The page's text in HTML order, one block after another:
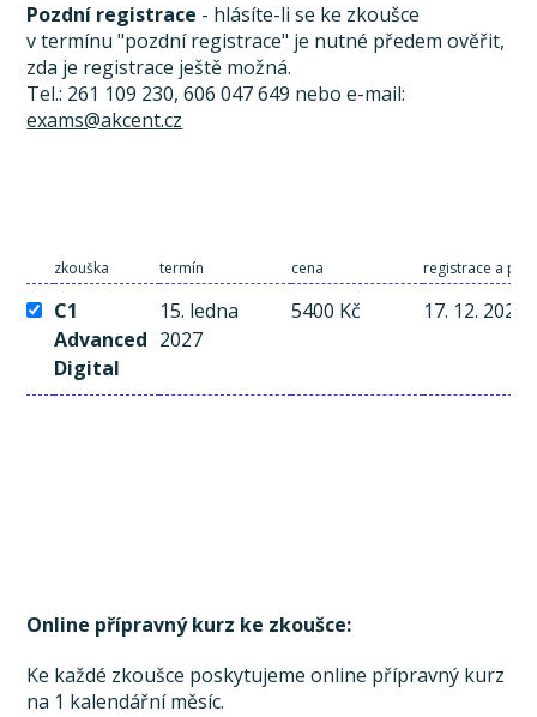
Pozdní registrace - hlásíte-li se ke zkoušce
v termínu "pozdní registrace" je nutné předem ověřit,
zda je registrace ještě možná.
Tel.: 261 109 230, 606 047 649 nebo e-mail:
exams@akcent.cz
zkouška termín cena registrace a
C1
Advanced
Digital
15. ledna
2027
5400 Kč 17. 12. 2026
Online přípravný kurz ke zkoušce:
Ke každé zkoušce poskytujeme online přípravný kurz
na 1 kalendářní měsíc.